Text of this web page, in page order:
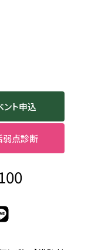
ント申込
弱点診断